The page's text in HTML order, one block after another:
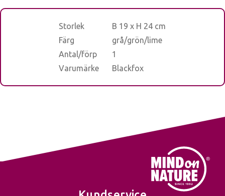
Storlek
B 19 x H 24 cm
Färg
grå/grön/lime
Antal/förp
1
Varumärke
Blackfox